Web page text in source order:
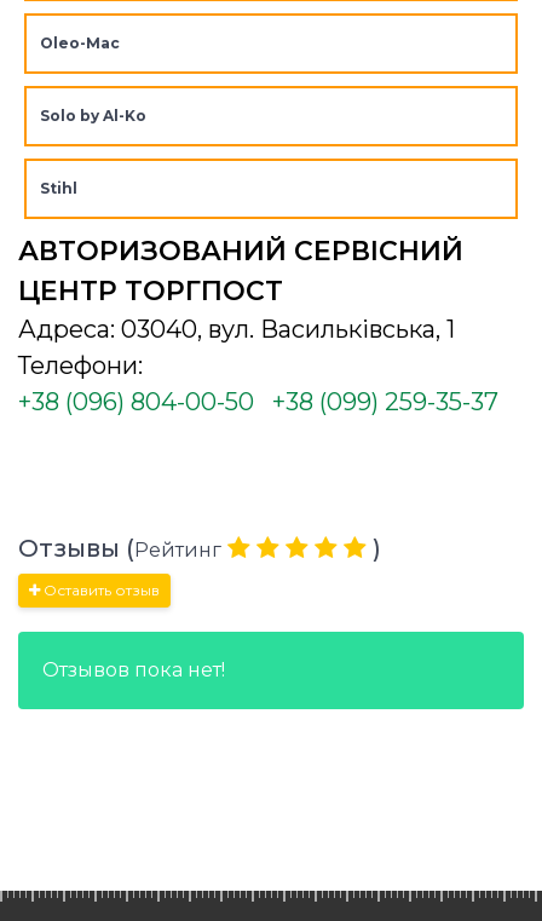
Oleo-Mac
Solo by Al-Ko
Stihl
АВТОРИЗОВАНИЙ СЕРВІСНИЙ
ЦЕНТР ТОРГПОСТ
Адреса: 03040, вул. Васильківська, 1
Телефони:
+38 (096) 804-00-50
+38 (099) 259-35-37
Отзывы (Рейтинг )
Оставить отзыв
Отзывов пока нет!